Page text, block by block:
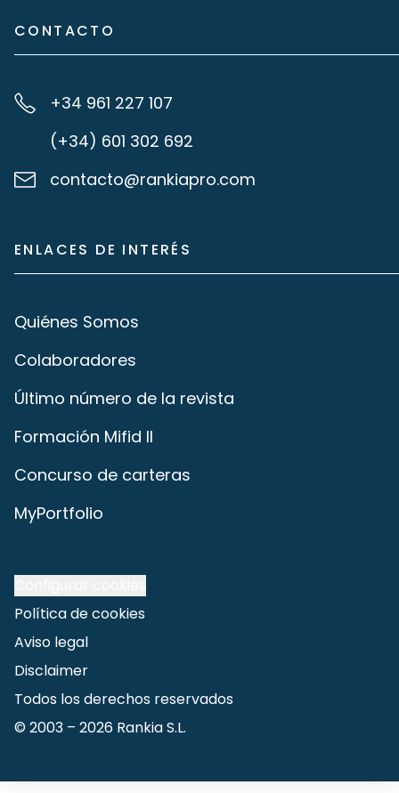
CONTACTO
+34 961 227 107
(+34) 601 302 692
contacto@rankiapro.com
ENLACES DE INTERÉS
Quiénes Somos
Colaboradores
Último número de la revista
Formación Mifid II
Concurso de carteras
MyPortfolio
Política de cookies
Aviso legal
Disclaimer
Todos los derechos reservados
© 2003 – 2026 Rankia S.L.